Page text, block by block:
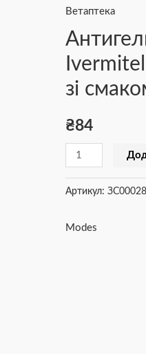
Ветаптека
зі
₴84
Modes
для
кошенят
та
5
смаком
м'яса
Артикул:
Modes